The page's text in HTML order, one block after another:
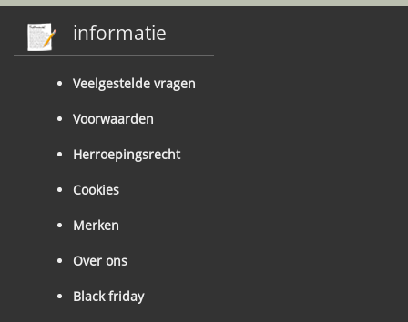
informatie
Veelgestelde vragen
Voorwaarden
Herroepingsrecht
Cookies
Merken
Over ons
Black friday